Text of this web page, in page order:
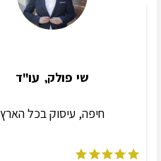
שי פולק, עו"ד
חיפה, עיסוק בכל הארץ